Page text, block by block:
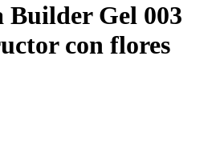
Gel 003
con flores